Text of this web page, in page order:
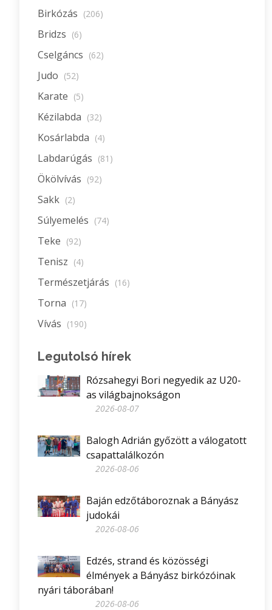
Birkózás (206)
Bridzs (6)
Cselgáncs (62)
Judo (52)
Karate (5)
Kézilabda (32)
Kosárlabda (4)
Labdarúgás (81)
Ökölvívás (92)
Sakk (2)
Súlyemelés (74)
Teke (92)
Tenisz (4)
Természetjárás (16)
Torna (17)
Vívás (190)
Legutolsó hírek
Rózsahegyi Bori negyedik az U20-
as világbajnokságon
2026-08-07
Balogh Adrián győzött a válogatott
csapattalálkozón
2026-08-06
Baján edzőtáboroznak a Bányász
judokái
2026-08-06
Edzés, strand és közösségi
élmények a Bányász birkózóinak
nyári táborában!
2026-08-06